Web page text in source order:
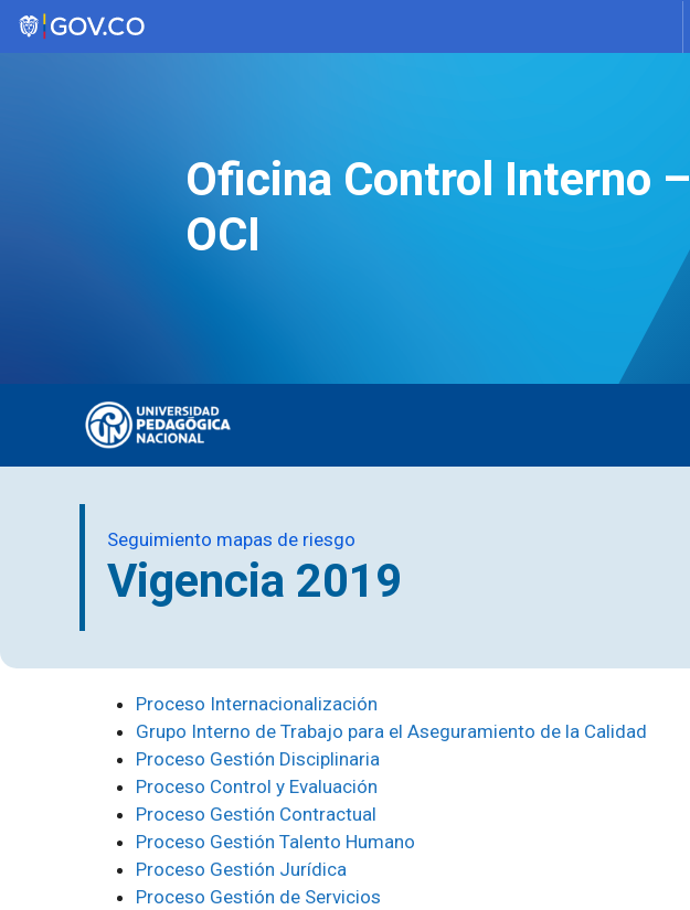
Saltar
Oficina Control Interno –
OCI
Seguimiento mapas de riesgo
Vigencia 2019
Proceso Internacionalización
Grupo Interno de Trabajo para el Aseguramiento de la Calidad
Proceso Gestión Disciplinaria
Proceso Control y Evaluación
Proceso Gestión Contractual
Proceso Gestión Talento Humano
Proceso Gestión Jurídica
Proceso Gestión de Servicios